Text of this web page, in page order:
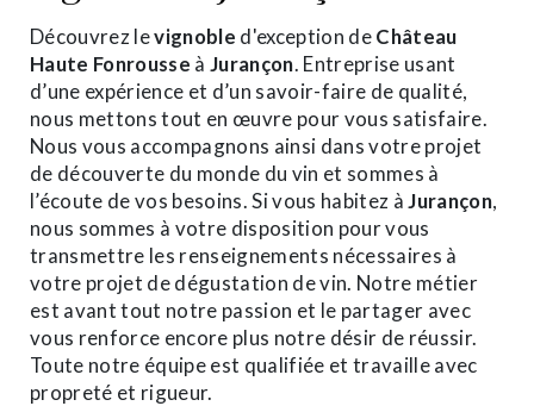
Découvrez levignoble d'exception deChâteau
Haute Fonrousse àJurançon. Entreprise usant
d’une expérience et d’un savoir-faire de qualité,
nous mettons tout en œuvre pour vous satisfaire.
Nous vous accompagnons ainsi dans votre projet
de découverte du monde du vin et sommes à
l’écoute de vos besoins. Si vous habitez àJurançon,
nous sommes à votre disposition pour vous
transmettre les renseignements nécessaires à
votre projet de dégustation de vin. Notre métier
est avant tout notre passion et le partager avec
vous renforce encore plus notre désir de réussir.
Toute notre équipe est qualifiée et travaille avec
propreté et rigueur.